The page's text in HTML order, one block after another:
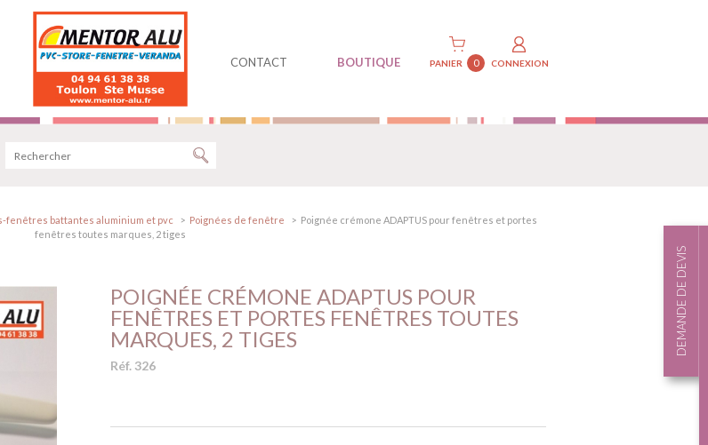
CONTACT BOUTIQUE PANIER 0 CONNEXION
fenêtres battantes aluminium et pvc Poignées de fenêtre
Poignée crémone ADAPTUS pour fenêtres et portes
fenêtres toutes marques, 2 tiges
POIGNÉE CRÉMONE ADAPTUS POUR
FENÊTRES ET PORTES FENÊTRES TOUTES
MARQUES, 2 TIGES
Réf. 326
DEMANDE DE DEVIS